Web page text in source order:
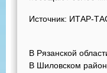
Источник: ИТАР-
В Рязанской
В Шиловском